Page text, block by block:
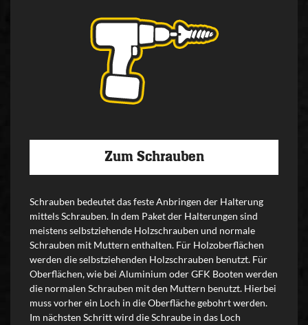
Zum Schrauben
Schrauben bedeutet das feste Anbringen der Halterung
mittels Schrauben. In dem Paket der Halterungen sind
meistens selbstziehende Holzschrauben und normale
Schrauben mit Muttern enthalten. Für Holzoberflächen
werden die selbstziehenden Holzschrauben benutzt. Für
Oberflächen, wie bei Aluminium oder GFK Booten werden
die normalen Schrauben mit den Muttern benutzt. Hierbei
muss vorher ein Loch in die Oberfläche gebohrt werden.
Im nächsten Schritt wird die Schraube in das Loch